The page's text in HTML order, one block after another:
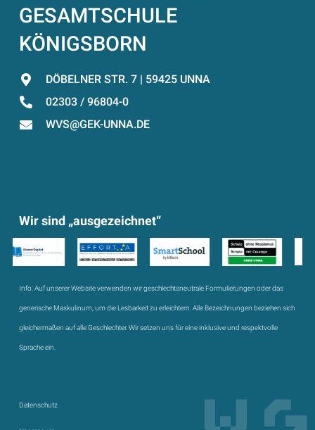
GESAMTSCHULE
KÖNIGSBORN
DÖBELNER STR. 7 | 59425 UNNA
02303 / 96804-0
WVS@GEK-UNNA.DE
Wir sind „ausgezeichnet“
Info:Auf unserer Website verwenden wir geschlechtsneutrale Formulierungen oder das
generische Maskulinum, um die Lesbarkeit zu erleichtern. Alle Bezeichnungen beziehen sich
gleichermaßen auf alle Geschlechter. Wir setzen uns für eine inklusive und respektvolle
Sprache ein.
Datenschutz